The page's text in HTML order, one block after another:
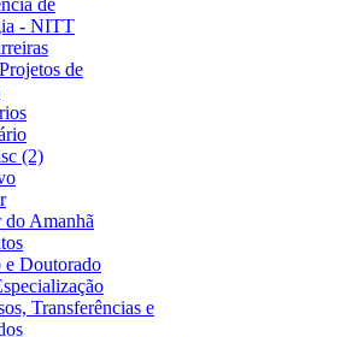
de
- NITT
de
(2)
do Amanhã
e Doutorado
Transferências e